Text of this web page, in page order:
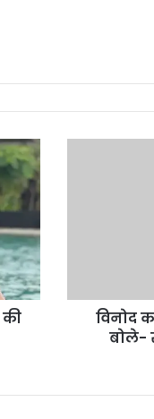
की
तेंदुलकर
विनोद
बोले-